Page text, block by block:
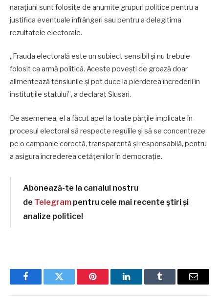
narațiuni sunt folosite de anumite grupuri politice pentru a
justifica eventuale înfrângeri sau pentru a delegitima
rezultatele electorale.
„Frauda electorală este un subiect sensibil și nu trebuie
folosit ca armă politică. Aceste povești de groază doar
alimentează tensiunile și pot duce la pierderea încrederii în
instituțiile statului”, a declarat Slusari.
De asemenea, el a făcut apel la toate părțile implicate în
procesul electoral să respecte regulile și să se concentreze
pe o campanie corectă, transparentă și responsabilă, pentru
a asigura încrederea cetățenilor în democrație.
Abonează-te la canalul nostru
de Telegram pentru cele mai recente știri și
analize politice!
FacebookTwitter Pinterest LinkedInTumblr Email